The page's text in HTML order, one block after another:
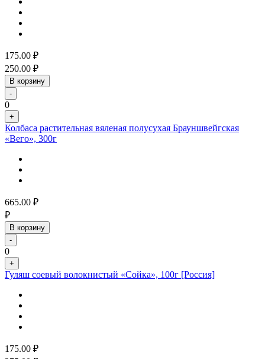
175.00 ₽
250.00 ₽
В корзину
-
0
+
Колбаса растительная вяленая полусухая Брауншвейгская
«Вего», 300г
665.00 ₽
₽
В корзину
-
0
+
Гуляш соевый волокнистый «Сойка», 100г [Россия]
175.00 ₽